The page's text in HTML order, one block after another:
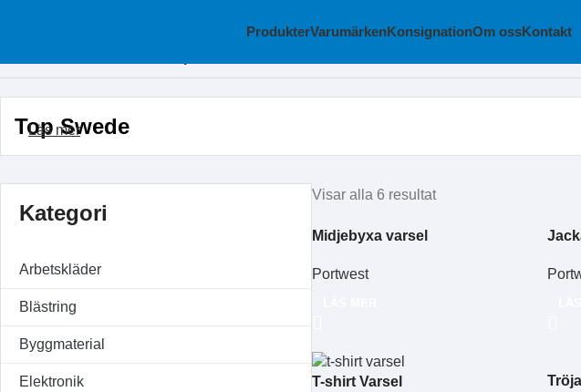
ProdukterVarumärkenKonsignationOm ossKontakt
Top Swede
Läs mer
Kategori
Arbetskläder
Blästring
Byggmaterial
Elektronik
Visar alla 6 resultat
Midjebyxa varsel
Portwest
T-shirt Varsel